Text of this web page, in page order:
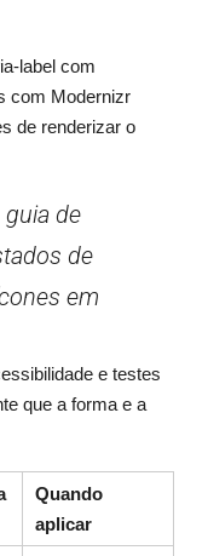
label com
com Modernizr
de renderizar o
de
de
em
e testes
que a forma e a
Quando
aplicar